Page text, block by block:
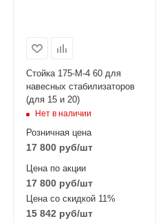
Стойка 175-М-4 60 для
навесных стабилизаторов
(для 15 и 20)
Нет в наличии
Розничная цена
17 800руб/шт
Цена по акции
17 800руб/шт
Цена со скидкой 11%
15 842 руб/шт